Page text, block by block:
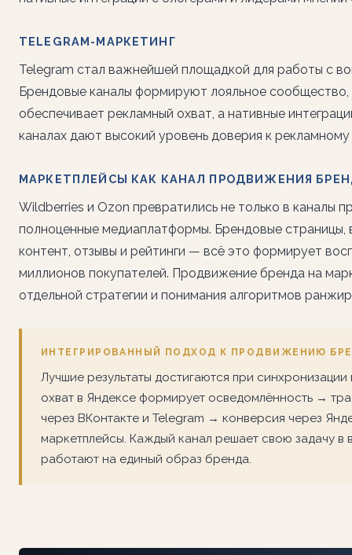
TELEGRAM-МАРКЕТИНГ
Telegram стал важнейшей площадкой для работы с
Брендовые каналы формируют лояльное сообщество,
обеспечивает рекламный охват, а нативные
каналах дают высокий уровень доверия к
МАРКЕТПЛЕЙСЫ КАК КАНАЛ ПРОДВИЖЕНИЯ
Wildberries и Ozon превратились не только в каналы
полноценные медиаплатформы. Брендовые страницы,
контент, отзывы и рейтинги — всё это формирует
миллионов покупателей. Продвижение бренда на
отдельной стратегии и понимания алгоритмов
ИНТЕГРИРОВАННЫЙ ПОДХОД К ПРОДВИЖЕНИЮ
Лучшие результаты достигаются при
охват в Яндексе формирует осведомлённость →
через ВКонтакте и Telegram → конверсия через
маркетплейсы. Каждый канал решает свою задачу в
работают на единый образ бренда.